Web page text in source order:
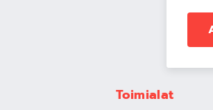
Toimialat